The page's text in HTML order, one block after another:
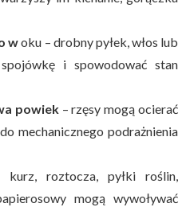
woku – drobny pyłek, włos lub
i spowodować stan
powiek– rzęsy mogą ocierać
mechanicznego podrażnienia
roztocza, pyłki roślin,
mogą wywoływać